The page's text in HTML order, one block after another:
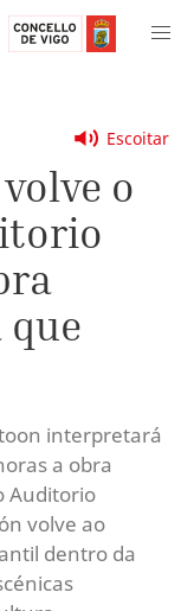
Escoitar
o
que
interpretará
a obra
Auditorio
volve ao
dentro da